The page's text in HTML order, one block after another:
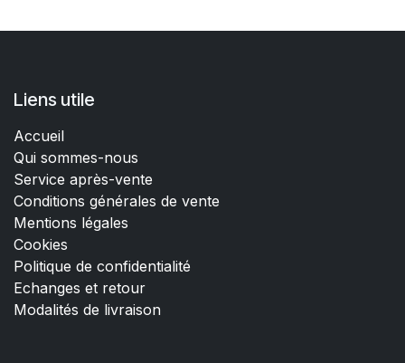
Liens utile
Accueil
Qui sommes-nous
Service après-vente
Conditions générales de vente
Mentions légales
Cookies
Politique de confidentialité
Echanges et retour
Modalités de livraison